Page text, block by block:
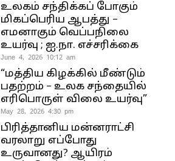
உலகம் சந்திக்கப் போகும்
மிகப்பெரிய ஆபத்து –
எமனாகும் வெப்பநிலை
உயர்வு ; ஐ.நா. எச்சரிக்கை
June 4, 2026 10:12 am
“மத்திய கிழக்கில் மீண்டும்
பதற்றம் – உலக சந்தையில்
எரிபொருள் விலை உயர்வு”
May 28, 2026 4:30 pm
பிரித்தானிய மன்னராட்சி
வரலாறு எப்போது
உருவானது? ஆயிரம்